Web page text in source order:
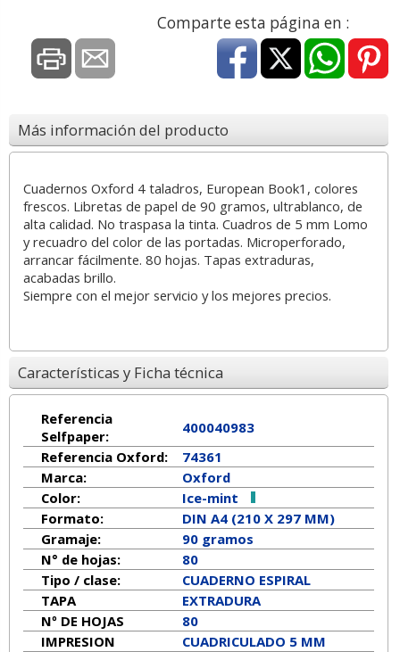
Comparte esta página en :
Más información del producto
Cuadernos Oxford 4 taladros, European Book1, colores
frescos. Libretas de papel de 90 gramos, ultrablanco, de
alta calidad. No traspasa la tinta. Cuadros de 5 mm Lomo
y recuadro del color de las portadas. Microperforado,
arrancar fácilmente. 80 hojas. Tapas extraduras,
acabadas brillo.
Siempre con el mejor servicio y los mejores precios.
Características y Ficha técnica
Referencia
Selfpaper:
400040983
Referencia Oxford:
74361
Marca:
Oxford
Color:
Ice-mint
Formato:
DIN A4 (210 X 297 MM)
Gramaje:
90 gramos
N° de hojas:
80
Tipo / clase:
CUADERNO ESPIRAL
TAPA
EXTRADURA
Nº DE HOJAS
80
IMPRESION
CUADRICULADO 5 MM